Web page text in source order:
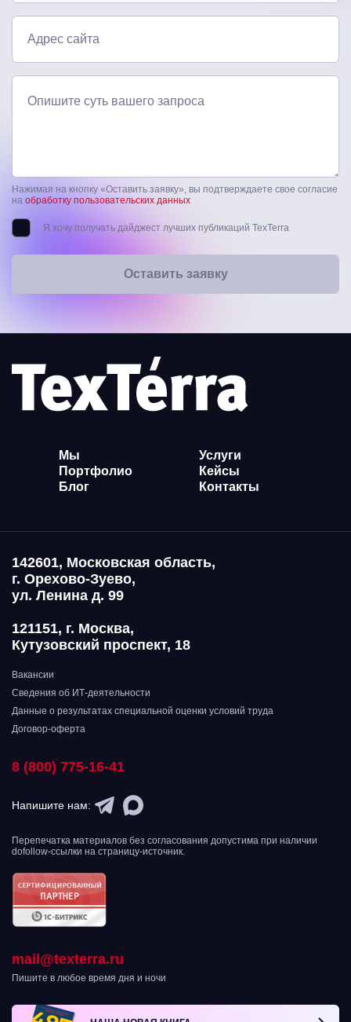
Адрес сайта
Опишите суть вашего запроса
Нажимая на кнопку «Оставить заявку», вы подтверждаете свое согласие
на обработку пользовательских данных
Я хочу получать дайджест лучших публикаций TexTerra
Оставить заявку
Мы
Услуги
Портфолио
Кейсы
Блог
Контакты
142601, Московская область,
г. Орехово-Зуево,
ул. Ленина д. 99
121151, г. Москва,
Кутузовский проспект, 18
Вакансии
Сведения об ИТ-деятельности
Данные о результатах специальной оценки условий труда
Договор-оферта
8 (800) 775-16-41
Напишите нам:
Перепечатка материалов без согласования допустима при наличии
dofollow-ссылки на страницу-источник.
mail@texterra.ru
Пишите в любое время дня и ночи